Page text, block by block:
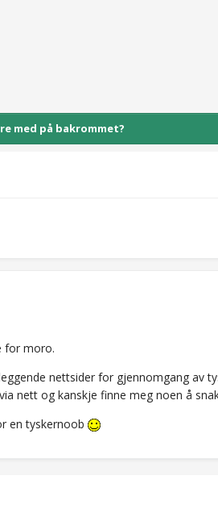
med på bakrommet?
for moro.
nettsider for gjennomgang av
nett og kanskje finne meg noen å
en tyskernoob